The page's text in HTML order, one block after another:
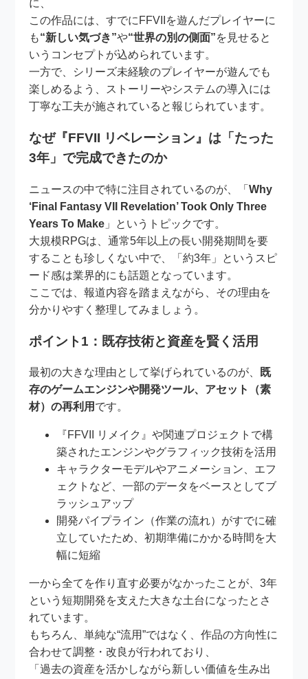
に、
この作品には、すでにFFVIIを遊んだプレイヤーに
も“新しい気づき”や“世界の別の側面”を見せると
いうコンセプトが込められています。
一方で、シリーズ未経験のプレイヤーが遊んでも
楽しめるよう、ストーリーやシステムの導入には
丁寧な工夫が施されていると報じられています。
なぜ『FFVII リベレーション』は「たった
3年」で完成できたのか
ニュースの中で特に注目されているのが、「Why
‘Final Fantasy VII Revelation’ Took Only Three
Years To Make 」というトピックです。
大規模RPGは、通常5年以上の長い開発期間を要
することも珍しくない中で、「約3年」というスピ
ード感は業界的にも話題となっています。
ここでは、報道内容を踏まえながら、その理由を
分かりやすく整理してみましょう。
ポイント1：既存技術と資産を賢く活用
最初の大きな理由として挙げられているのが、
既
存のゲームエンジンや開発ツール、アセット（素
材）の再利用 です。
『FFVII リメイク』や関連プロジェクトで構
築されたエンジンやグラフィック技術を活用
キャラクターモデルやアニメーション、エフ
ェクトなど、一部のデータをベースとしてブ
ラッシュアップ
開発パイプライン（作業の流れ）がすでに確
立していたため、初期準備にかかる時間を大
幅に短縮
一から全てを作り直す必要がなかったことが、3年
という短期開発を支えた大きな土台になったとさ
れています。
もちろん、単純な“流用”ではなく、作品の方向性に
合わせて調整・改良が行われており、
「過去の資産を活かしながら新しい価値を生み出